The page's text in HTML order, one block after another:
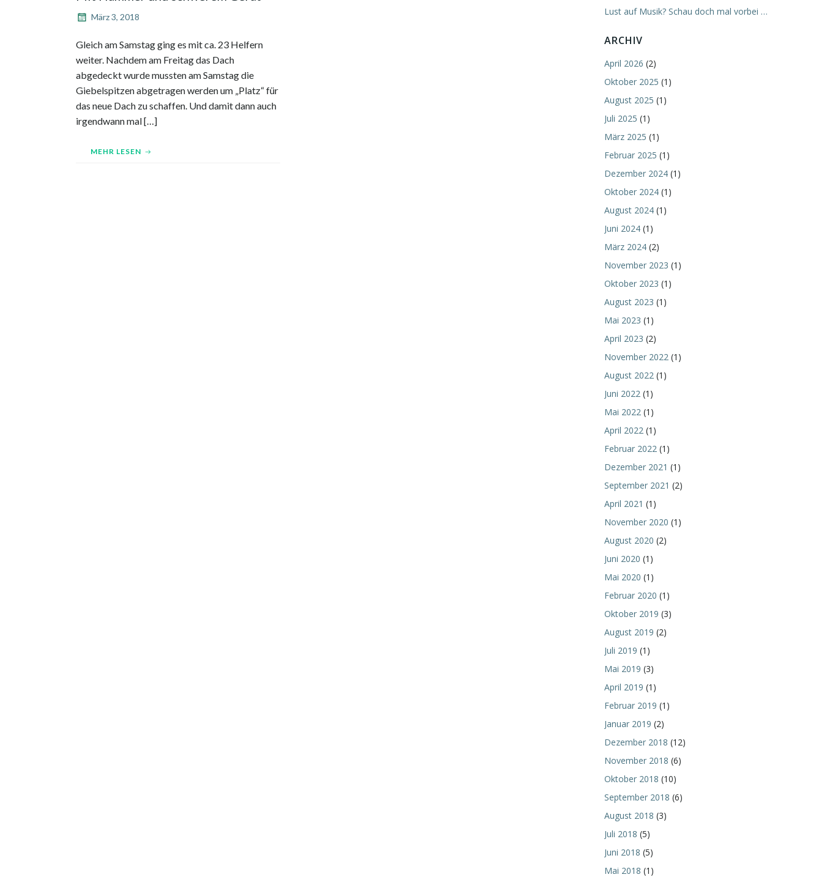
März 3, 2018
Gleich am Samstag ging es mit ca. 23 Helfern
weiter. Nachdem am Freitag das Dach
abgedeckt wurde mussten am Samstag die
Giebelspitzen abgetragen werden um „Platz“ für
das neue Dach zu schaffen. Und damit dann auch
irgendwann mal […]
MEHR LESEN
Lust auf Musik? Schau doch mal vorbei …
ARCHIV
April 2026 (2)
Oktober 2025 (1)
August 2025 (1)
Juli 2025 (1)
März 2025 (1)
Februar 2025 (1)
Dezember 2024 (1)
Oktober 2024 (1)
August 2024 (1)
Juni 2024 (1)
März 2024 (2)
November 2023 (1)
Oktober 2023 (1)
August 2023 (1)
Mai 2023 (1)
April 2023 (2)
November 2022 (1)
August 2022 (1)
Juni 2022 (1)
Mai 2022 (1)
April 2022 (1)
Februar 2022 (1)
Dezember 2021 (1)
September 2021 (2)
April 2021 (1)
November 2020 (1)
August 2020 (2)
Juni 2020 (1)
Mai 2020 (1)
Februar 2020 (1)
Oktober 2019 (3)
August 2019 (2)
Juli 2019 (1)
Mai 2019 (3)
April 2019 (1)
Februar 2019 (1)
Januar 2019 (2)
Dezember 2018 (12)
November 2018 (6)
Oktober 2018 (10)
September 2018 (6)
August 2018 (3)
Juli 2018 (5)
Juni 2018 (5)
Mai 2018 (1)